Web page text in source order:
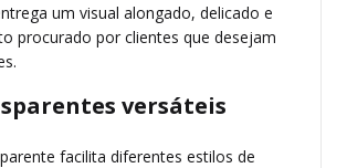
um visual alongado, delicado e
procurado por clientes que desejam
versáteis
facilita diferentes estilos de